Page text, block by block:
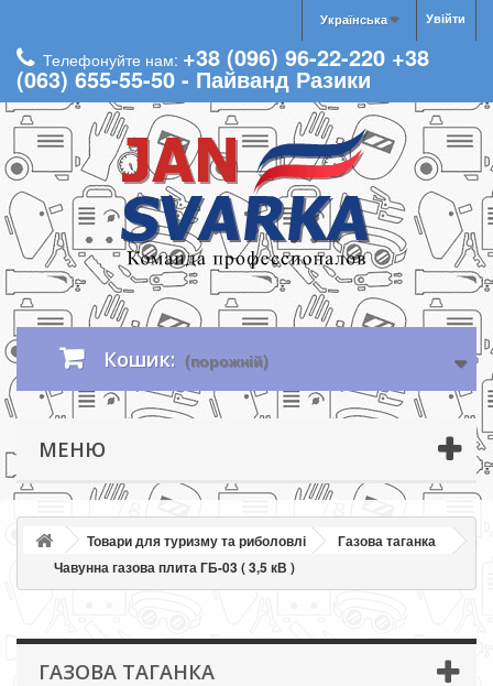
Увійти
Українська
Телефонуйте нам: +38 (096) 96-22-220 +38
(063) 655-55-50 - Пайванд Разики
Кошик: (порожній)
МЕНЮ
Товари для туризму та риболовлі
Газова таганка
Чавунна газова плита ГБ-03 ( 3,5 кВ )
ГАЗОВА ТАГАНКА